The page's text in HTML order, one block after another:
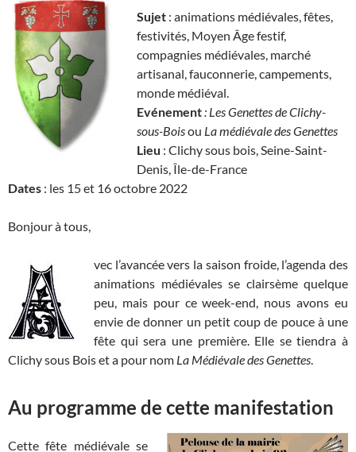
Sujet : animations médiévales, fêtes,
festivités, Moyen Âge festif,
compagnies médiévales, marché
artisanal, fauconnerie, campements,
monde médiéval.
Evénement: Les Genettes de Clichy-
sous-Boisou La médiévale des Genettes
Lieu : Clichy sous bois, Seine-Saint-
Denis, Île-de-France
Dates : les 15 et 16 octobre 2022
Bonjour à tous,
vec l’avancée vers la saison froide, l’agenda des
animations médiévales se clairsème quelque
peu, mais pour ce week-end, nous avons eu
envie de donner un petit coup de pouce à une
fête qui sera une première. Elle se tiendra à
Clichy sous Bois et a pour nom La Médiévale des Genettes.
Au programme de cette manifestation
Cette fête médiévale se